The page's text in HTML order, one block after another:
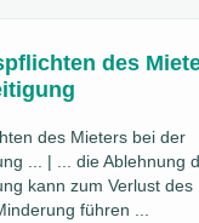
des
des Mieters bei der
... | ... die Ablehnung
kann zum Verlust des
führen ...